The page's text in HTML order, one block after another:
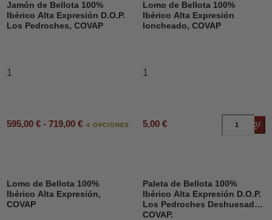
Jamón de Bellota 100%
Ibérico Alta Expresión D.O.P.
Los Pedroches, COVAP
1
595,00 € - 719,00 € 4 OPCIONES
Lomo de Bellota 100%
Ibérico Alta Expresión
loncheado, COVAP
1
5,00 €
Lomo de Bellota 100%
Ibérico Alta Expresión,
COVAP
Paleta de Bellota 100%
Ibérico Alta Expresión D.O.P.
Los Pedroches Deshuesado,
COVAP.